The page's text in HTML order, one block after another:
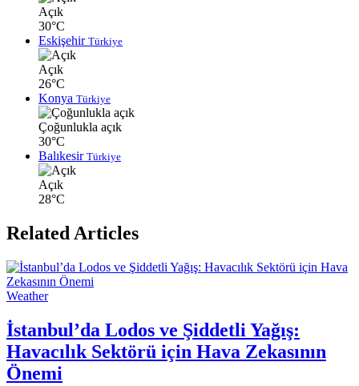
Açık
30°C
Eskişehir Türkiye
Açık
26°C
Konya Türkiye
Çoğunlukla açık
30°C
Balıkesir Türkiye
Açık
28°C
Related Articles
Weather
İstanbul’da Lodos ve Şiddetli Yağış:
Havacılık Sektörü için Hava Zekasının
Önemi